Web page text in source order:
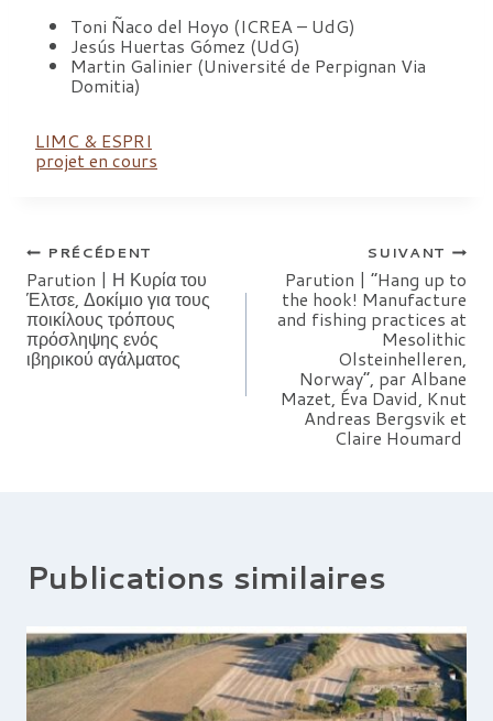
Toni Ñaco del Hoyo (ICREA – UdG)
Jesús Huertas Gómez (UdG)
Martin Galinier (Université de Perpignan Via
Domitia)
LIMC & ESPRI
projet en cours
Navigation
de
l’article
PRÉCÉDENT
Parution | Η Κυρία του
Έλτσε, Δοκίμιο για τους
ποικίλους τρόπους
πρόσληψης ενός
ιβηρικού αγάλματος
SUIVANT
Parution | “Hang up to
the hook! Manufacture
and fishing practices at
Mesolithic
Olsteinhelleren,
Norway”, par Albane
Mazet, Éva David, Knut
Andreas Bergsvik et
Claire Houmard
Publications similaires